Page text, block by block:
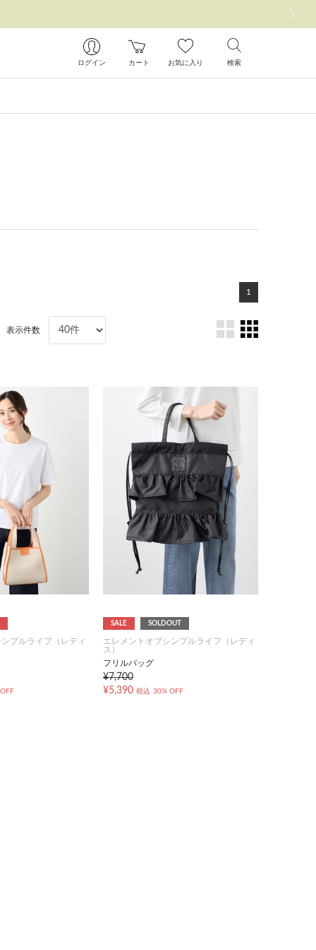
ログイン カート お気に入り 検索
1
表示件数
プルライフ（レディ
SALE SOLDOUT
エレメントオブシンプルライフ（レディ
ス）
フリルバッグ
¥7,700
¥5,390 税込 30% OFF